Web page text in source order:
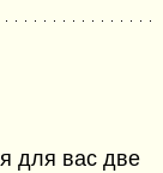
для вас две